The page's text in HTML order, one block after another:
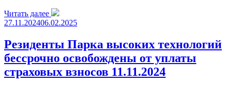
Читать далее
27.11.202406.02.2025
Резиденты Парка высоких технологий
бессрочно освобождены от уплаты
страховых взносов 11.11.2024